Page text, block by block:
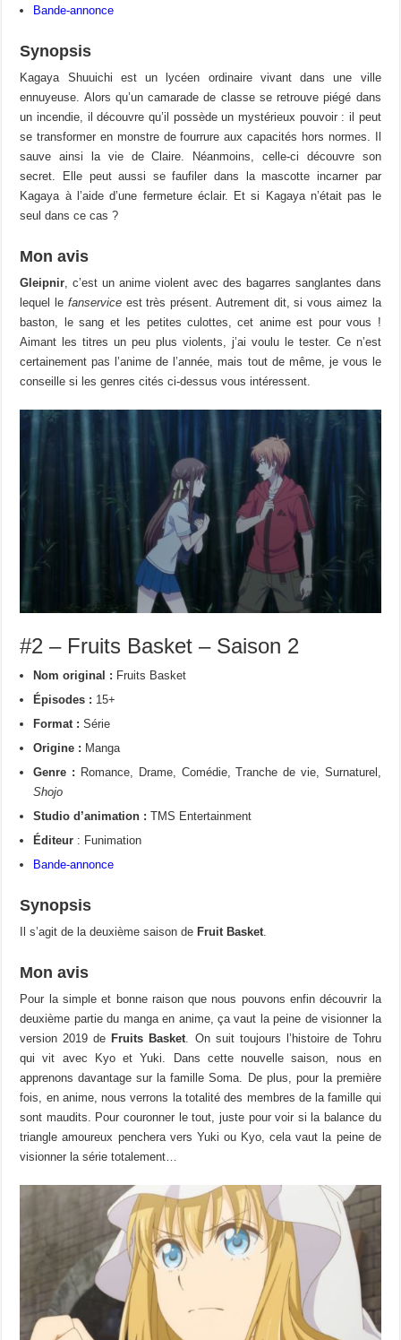
Bande-annonce
Synopsis
Kagaya Shuuichi est un lycéen ordinaire vivant dans une ville
ennuyeuse. Alors qu’un camarade de classe se retrouve piégé dans
un incendie, il découvre qu’il possède un mystérieux pouvoir : il peut
se transformer en monstre de fourrure aux capacités hors normes. Il
sauve ainsi la vie de Claire. Néanmoins, celle-ci découvre son
secret. Elle peut aussi se faufiler dans la mascotte incarner par
Kagaya à l’aide d’une fermeture éclair. Et si Kagaya n’était pas le
seul dans ce cas ?
Mon avis
Gleipnir, c’est un anime violent avec des bagarres sanglantes dans
lequel le fanserviceest très présent. Autrement dit, si vous aimez la
baston, le sang et les petites culottes, cet anime est pour vous !
Aimant les titres un peu plus violents, j’ai voulu le tester. Ce n’est
certainement pas l’anime de l’année, mais tout de même, je vous le
conseille si les genres cités ci-dessus vous intéressent.
#2 – Fruits Basket – Saison 2
Nom original : Fruits Basket
Épisodes : 15+
Format :Série
Origine : Manga
Genre : Romance, Drame, Comédie, Tranche de vie, Surnaturel,
Shojo
Studio d’animation : TMS Entertainment
Éditeur : Funimation
Bande-annonce
Synopsis
Il s’agit de la deuxième saison de Fruit Basket
Mon avis
Pour la simple et bonne raison que nous pouvons enfin découvrir la
deuxième partie du manga en anime, ça vaut la peine de visionner la
version 2019 de Fruits Basket . On suit toujours l’histoire de Tohru
qui vit avec Kyo et Yuki. Dans cette nouvelle saison, nous en
apprenons davantage sur la famille Soma. De plus, pour la première
fois, en anime, nous verrons la totalité des membres de la famille qui
sont maudits. Pour couronner le tout, juste pour voir si la balance du
triangle amoureux penchera vers Yuki ou Kyo, cela vaut la peine de
visionner la série totalement…